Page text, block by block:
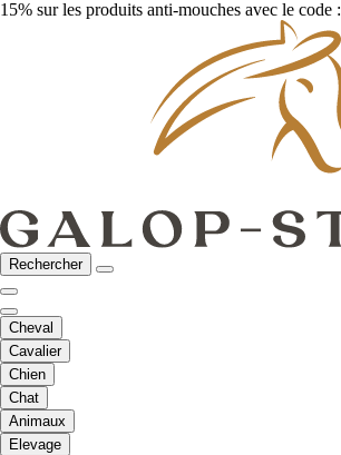
15% sur les produits anti-mouches avec le code :
Rechercher
Cheval
Cavalier
Chien
Chat
Animaux
Elevage